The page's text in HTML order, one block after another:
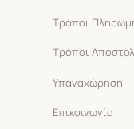
Τρόποι
Τρόποι
Υπαναχώρηση
Επικοινωνία